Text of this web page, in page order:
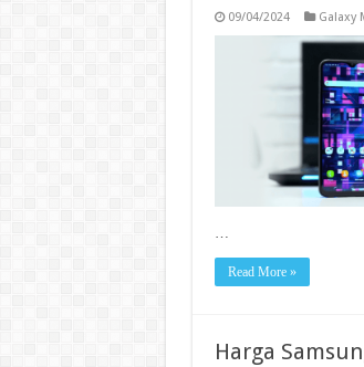
09/04/2024 Galaxy
…
Read More »
Harga